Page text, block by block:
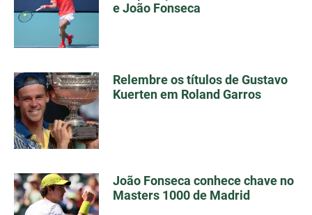
e João Fonseca
Relembre os títulos de Gustavo
Kuerten em Roland Garros
João Fonseca conhece chave no
Masters 1000 de Madrid